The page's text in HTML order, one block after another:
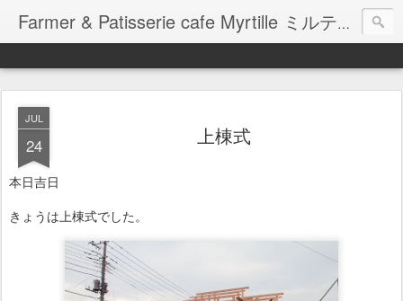
Farmer & Patisserie cafe Myrtille ミルティーユ
JUL
24 上棟式
本日吉日
きょうは上棟式でした。